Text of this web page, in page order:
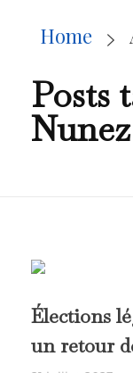
Home
Posts
Élections
un retour